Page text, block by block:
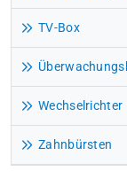
TV-Box
Wechselrichter
Zahnbürsten